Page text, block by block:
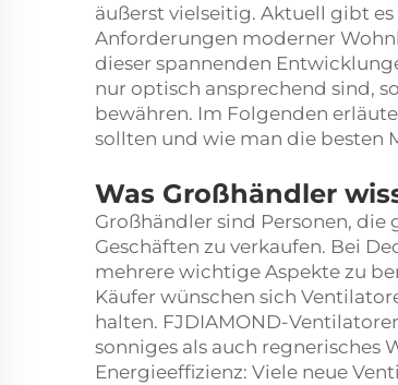
äußerst vielseitig. Aktuell gibt
Anforderungen moderner
dieser spannenden
nur optisch ansprechend sind,
bewähren. Im Folgenden
sollten und wie man die besten
Was Großhändler
Großhändler sind Personen, die
Geschäften zu verkaufen. Bei
mehrere wichtige Aspekte zu
Käufer wünschen sich
halten. FJDIAMOND-
sonniges als auch regnerisches
Energieeffizienz: Viele neue